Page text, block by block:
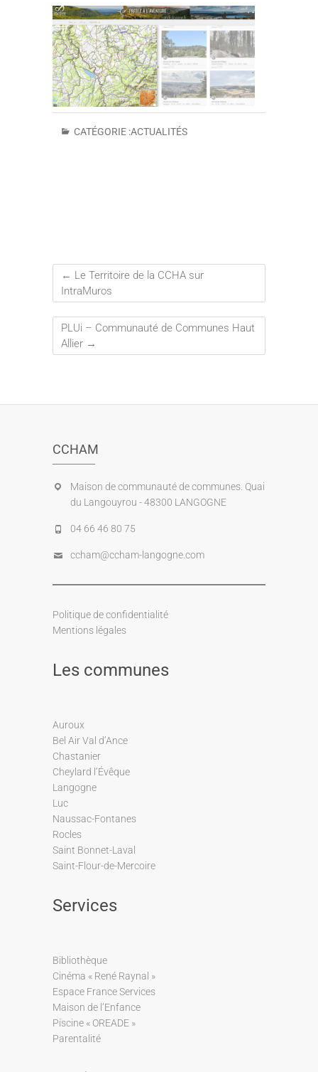
CATÉGORIE :ACTUALITÉS
← Le Territoire de la CCHA sur
IntraMuros
PLUi – Communauté de Communes Haut
Allier →
CCHAM
Maison de communauté de communes. Quai
du Langouyrou - 48300 LANGOGNE
04 66 46 80 75
ccham@ccham-langogne.com
Politique de confidentialité
Mentions légales
Les communes
Auroux
Bel Air Val d’Ance
Chastanier
Cheylard l’Évêque
Langogne
Luc
Naussac-Fontanes
Rocles
Saint Bonnet-Laval
Saint-Flour-de-Mercoire
Services
Bibliothèque
Cinéma « René Raynal »
Espace France Services
Maison de l’Enfance
Piscine « OREADE »
Parentalité